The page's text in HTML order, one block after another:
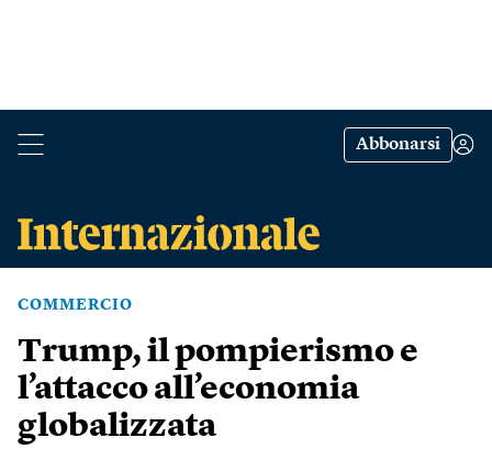
Abbonarsi
COMMERCIO
Trump, il pompierismo e
l’attacco all’economia
globalizzata